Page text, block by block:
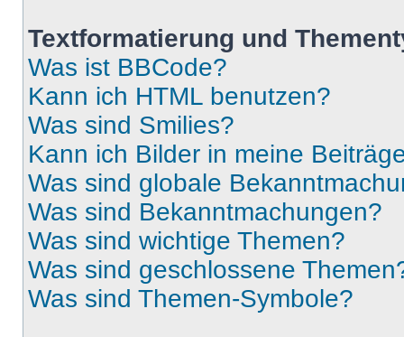
Textformatierung und
Was ist BBCode?
Kann ich HTML benutzen?
Was sind Smilies?
Kann ich Bilder in meine
Was sind globale
Was sind Bekanntmachungen?
Was sind wichtige Themen?
Was sind geschlossene
Was sind Themen-Symbole?